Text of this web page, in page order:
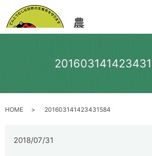
HOME 201603141423431584
2018/07/31